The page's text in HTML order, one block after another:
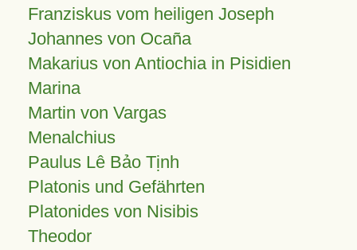
Franziskus vom heiligen Joseph
Johannes von Ocaña
Makarius von Antiochia in Pisidien
Marina
Martin von Vargas
Menalchius
Paulus Lê Bảo Tịnh
Platonis und Gefährten
Platonides von Nisibis
Theodor